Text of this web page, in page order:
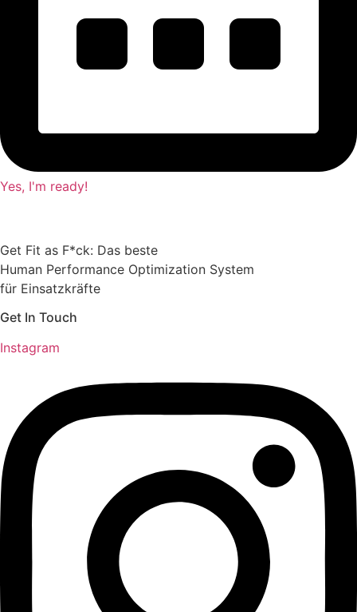
Yes, I'm ready!
Get Fit as F*ck: Das beste
Human Performance Optimization System
für Einsatzkräfte
Get In Touch
Instagram